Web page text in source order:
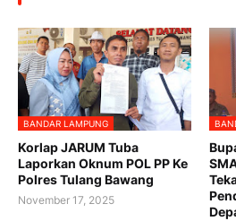
BANDAR LAMPUNG
Korlap JARUM Tuba
Laporkan Oknum POL PP Ke
Polres Tulang Bawang ‎
November 17, 2025